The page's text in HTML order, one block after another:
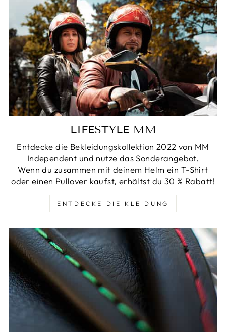
LIFESTYLE MM
Entdecke die Bekleidungskollektion 2022 von MM
Independent und nutze das Sonderangebot.
Wenn du zusammen mit deinem Helm ein T-Shirt
oder einen Pullover kaufst, erhältst du 30 % Rabatt!
ENTDECKE DIE KLEIDUNG